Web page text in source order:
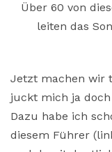
Über 60 von
leiten das
Jetzt machen wir
juckt mich ja
Dazu habe ich
diesem Führer